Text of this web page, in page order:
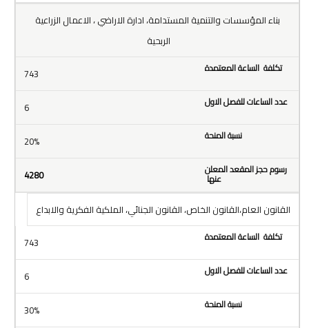
بناء المؤسسات والتنمية المستدامة، ادارة الاراضي ، الاعمال الزراعية
الربحية
743
6
20%
4280
القانون العام،القانون الخاص، القانون الجنائي، الملكية الفكرية والابداع
743
6
30%